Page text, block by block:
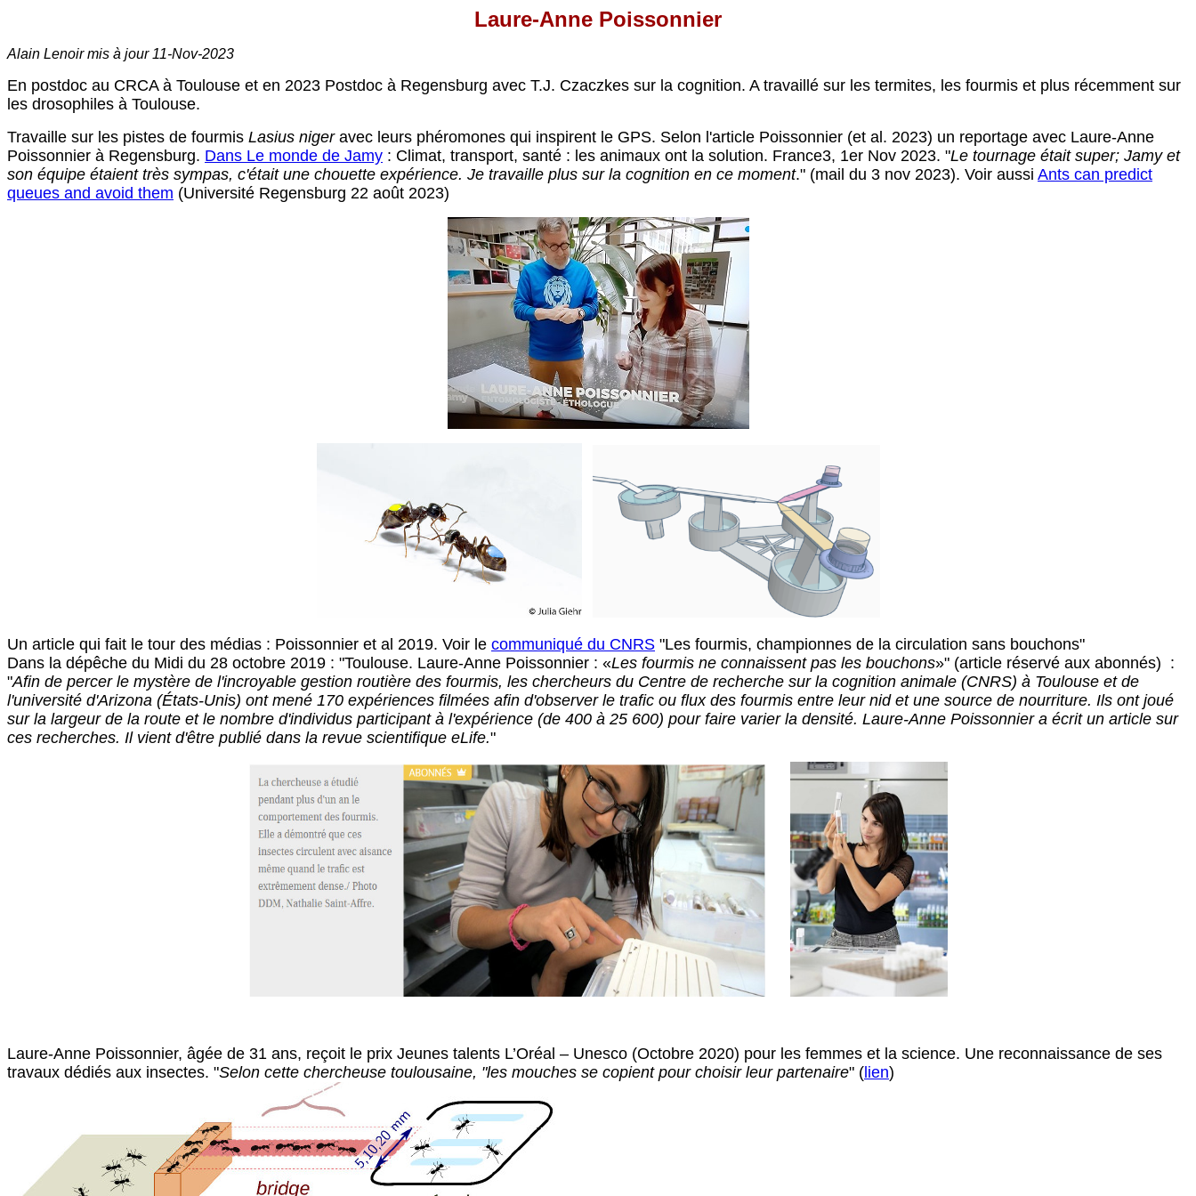
Laure-Anne Poissonnier
Alain Lenoir mis à jour 11-Nov-2023
En postdoc au CRCA à Toulouse et en 2023 Postdoc à Regensburg avec T.J. Czaczkes sur la cognition. A travaillé sur les termites, les fourmis et plus récemment sur
les drosophiles à Toulouse.
Travaille sur les pistes de fourmis Lasius nigeravec leurs phéromones qui inspirent le GPS. Selon l'article Poissonnier (et al. 2023) un reportage avec Laure-Anne
Poissonnier à Regensburg. Dans Le monde de Jamy : Climat, transport, santé : les animaux ont la solution. France3, 1er Nov 2023. "Le tournage était super; Jamy et
son équipe étaient très sympas, c'était une chouette expérience. Je travaille plus sur la cognition en ce moment." (mail du 3 nov 2023). Voir aussi Ants can predict
queues and avoid them (Université Regensburg 22 août 2023)
Un article qui fait le tour des médias : Poissonnier et al 2019. Voir le communiqué du CNRS "Les fourmis, championnes de la circulation sans bouchons"
Dans la dépêche du Midi du 28 octobre 2019 : "Toulouse. Laure-Anne Poissonnier : «Les fourmis ne connaissent pas les bouchons»" (article réservé aux abonnés) :
"Afin de percer le mystère de l'incroyable gestion routière des fourmis, les chercheurs du Centre de recherche sur la cognition animale (CNRS) à Toulouse et de
l'université d'Arizona (États-Unis) ont mené 170 expériences filmées afin d'observer le trafic ou flux des fourmis entre leur nid et une source de nourriture. Ils ont joué
sur la largeur de la route et le nombre d'individus participant à l'expérience (de 400 à 25 600) pour faire varier la densité. Laure-Anne Poissonnier a écrit un article sur
ces recherches. Il vient d'être publié dans la revue scientifique eLife."
Laure-Anne Poissonnier, âgée de 31 ans, reçoit le prix Jeunes talents L’Oréal – Unesco (Octobre 2020) pour les femmes et la science. Une reconnaissance de ses
travaux dédiés aux insectes. "Selon cette chercheuse toulousaine, "les mouches se copient pour choisir leur partenaire" ( lien)